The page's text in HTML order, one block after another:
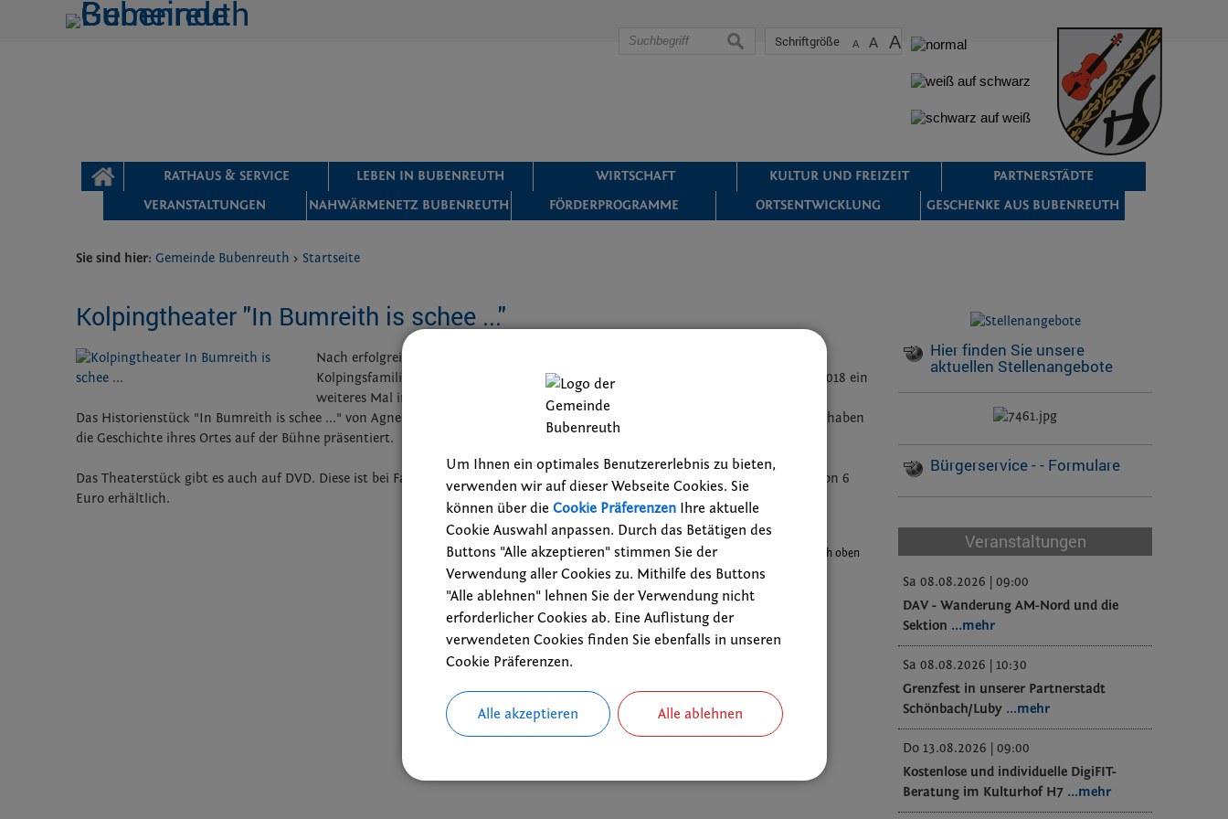
zur Navigationoderzur Startseite
Schriftgröße A A A
suchen
STARTSEITE RATHAUS & SERVICE LEBEN IN BUBENREUTH WIRTSCHAFT KULTUR UND FREIZEIT
PARTNERSTÄDTE
VERANSTALTUNGEN
NAHWÄRMENETZ BUBENREUTH FÖRDERPROGRAMME ORTSENTWICKLUNG GESCHENKE AUS BUBENREUTH
Sie sind hier: Gemeinde Bubenreuth > Startseite
Kolpingtheater "In Bumreith is schee ..."
Nach erfolgreicher Erstauflage im Jubiläumsjahr 1993 hat die Theatergruppe der
Kolpingsfamilie Bubenreuth zum 775. Jubiläum der Gemeinde Bubenreuth im März 2018 ein
weiteres Mal in den Pfarrsaal eingeladen.
Das Historienstück "In Bumreith is schee ..." von Agnes Eger wurde aktualisiert und zum Teil neu besetzt. Über 40 Darsteller haben
die Geschichte ihres Ortes auf der Bühne präsentiert.
Das Theaterstück gibt es auch auf DVD. Diese ist bei Familie Eger, Hauptstraße 1, Bubenreuth, sowie im Rathaus zum Preis von 6
Euro erhältlich.
nach oben
Hier finden Sie unsere
aktuellen Stellenangebote
Bürgerservice - - Formulare
Veranstaltungen
Sa 08.08.2026 | 09:00
DAV - Wanderung AM-Nord und die
Sektion ...mehr
Sa 08.08.2026 | 10:30
Grenzfest in unserer Partnerstadt
Schönbach/Luby ...mehr
Do 13.08.2026 | 09:00
Kostenlose und individuelle DigiFIT-
Beratung im Kulturhof H7 ...mehr
Um Ihnen ein optimales Benutzererlebnis zu bieten,
verwenden wir auf dieser Webseite Cookies. Sie
können über die Cookie PräferenzenIhre aktuelle
Cookie Auswahl anpassen. Durch das Betätigen des
Buttons "Alle akzeptieren" stimmen Sie der
Verwendung aller Cookies zu. Mithilfe des Buttons
"Alle ablehnen" lehnen Sie der Verwendung nicht
erforderlicher Cookies ab. Eine Auflistung der
verwendeten Cookies finden Sie ebenfalls in unseren
Cookie Präferenzen.
Alle akzeptieren Alle ablehnen